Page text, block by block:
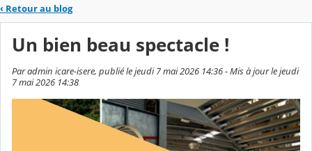
‹ Retour au blog
Un bien beau spectacle !
Par admin icare-isere, publié le jeudi 7 mai 2026 14:36 - Mis à jour le jeudi
7 mai 2026 14:38